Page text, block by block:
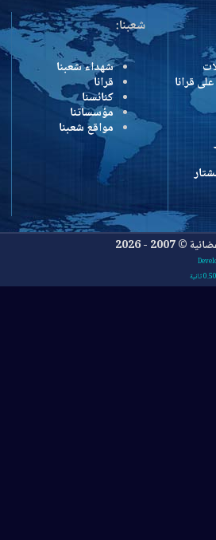
شعبنا:
شهداء شعبنا
قرانا
كنائسنا
مؤسساتنا
مواقع شعبنا
2026